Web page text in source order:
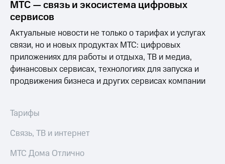
МТС
Достижения
Интервью
Финансовая
Новости
регионе
МТС — связь и экосистема цифровых
сервисов
Актуальные новости не только о тарифах и услугах
связи, но и новых продуктах МТС: цифровых
приложениях для работы и отдыха, ТВ и медиа,
финансовых сервисах, технологиях для запуска и
продвижения бизнеса и других сервисах компании
Тарифы
Связь, ТВ и интернет
МТС Дома Отлично